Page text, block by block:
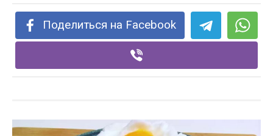
Поделиться на Facebook